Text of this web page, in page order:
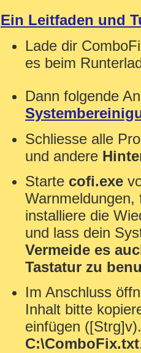
Ein Leitfaden und
Lade dir
es beim
Dann folgende
Schliesse alle
und andere
Starte cofi.exe
installiere die
und lass dein
Vermeide es
Tastatur zu
Im Anschluss
Inhalt bitte
einfügen
C:\ComboFix.txt